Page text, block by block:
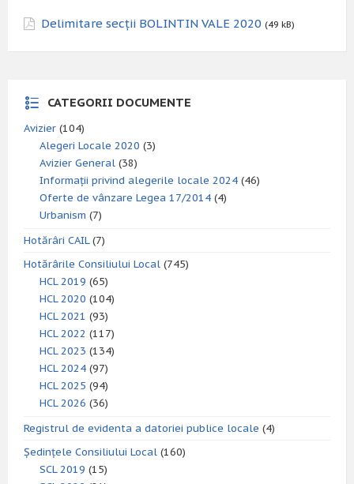
Delimitare secții BOLINTIN VALE 2020 (49 kB)
CATEGORII DOCUMENTE
Avizier (104)
Alegeri Locale 2020 (3)
Avizier General (38)
Informații privind alegerile locale 2024 (46)
Oferte de vânzare Legea 17/2014 (4)
Urbanism (7)
Hotărâri CAIL(7)
Hotărârile Consiliului Local (745)
HCL 2019 (65)
HCL 2020 (104)
HCL 2021 (93)
HCL 2022 (117)
HCL 2023 (134)
HCL 2024 (97)
HCL 2025 (94)
HCL 2026 (36)
Registrul de evidenta a datoriei publice locale (4)
Ședințele Consiliului Local (160)
SCL 2019 (15)